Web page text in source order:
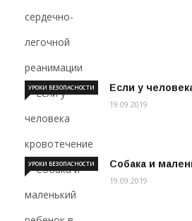
Если у
УРОКИ БЕЗОПАСНОСТИ
19.09.2019
Собака и
УРОКИ БЕЗОПАСНОСТИ
19.09.2019